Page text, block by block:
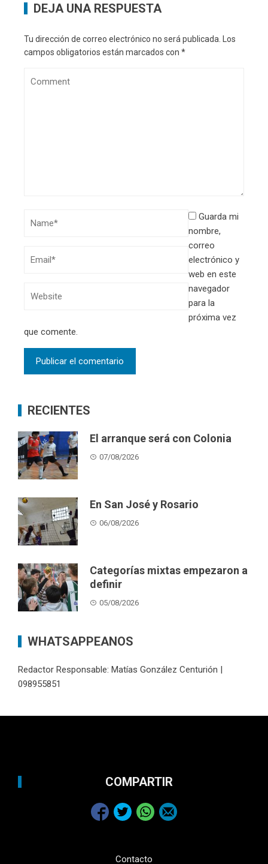
DEJA UNA RESPUESTA
Tu dirección de correo electrónico no será publicada. Los
campos obligatorios están marcados con *
Guarda mi
nombre,
correo
electrónico y
web en este
navegador
para la
próxima vez
que comente.
RECIENTES
El arranque será con Colonia
07/08/2026
En San José y Rosario
06/08/2026
Categorías mixtas empezaron a
definir
05/08/2026
WHATSAPPEANOS
Redactor Responsable: Matías González Centurión |
098955851
COMPARTIR
Contacto